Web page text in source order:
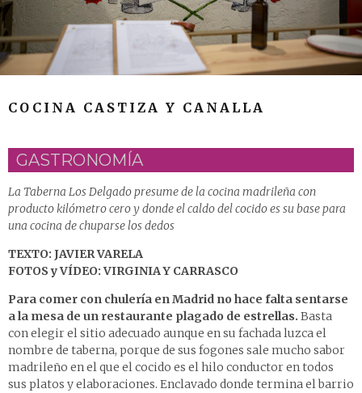
COCINA CASTIZA Y CANALLA
GASTRONOMÍA
La Taberna Los Delgado presume de la cocina madrileña con
producto kilómetro cero y donde el caldo del cocido es su base para
una cocina de chuparse los dedos
TEXTO: JAVIER VARELA
FOTOS y VÍDEO: VIRGINIA Y CARRASCO
Para comer con chulería en Madrid no hace falta sentarse
a la mesa de un restaurante plagado de estrellas. Basta
con elegir el sitio adecuado aunque en su fachada luzca el
nombre de taberna, porque de sus fogones sale mucho sabor
madrileño en el que el cocido es el hilo conductor en todos
sus platos y elaboraciones. Enclavado donde termina el barrio